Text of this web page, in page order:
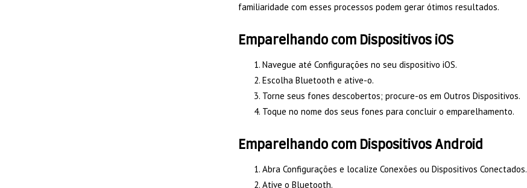
familiaridade com esses processos podem gerar ótimos resultados.
Emparelhando com Dispositivos iOS
Navegue até Configurações no seu dispositivo iOS.
Escolha Bluetooth e ative-o.
Torne seus fones descobertos; procure-os em Outros Dispositivos.
Toque no nome dos seus fones para concluir o emparelhamento.
Emparelhando com Dispositivos Android
Abra Configurações e localize Conexões ou Dispositivos Conectados.
Ative o Bluetooth.